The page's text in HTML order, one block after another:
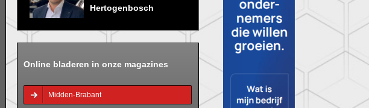
Hertogenbosch
Online bladeren in onze magazines
Midden-Brabant